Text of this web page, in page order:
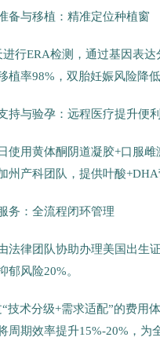
备与移植：精准定位种植窗
进行ERA检测，通过基因表
植率98%，双胎妊娠风险降
持与验孕：远程医疗提升便
使用黄体酮阴道凝胶+口服
州产科团队，提供叶酸
务：全流程闭环管理
法律团队协助办理美国出生
郁风险20%。
“技术分级+需求适配”的费用
周期效率提升15%-20%，为